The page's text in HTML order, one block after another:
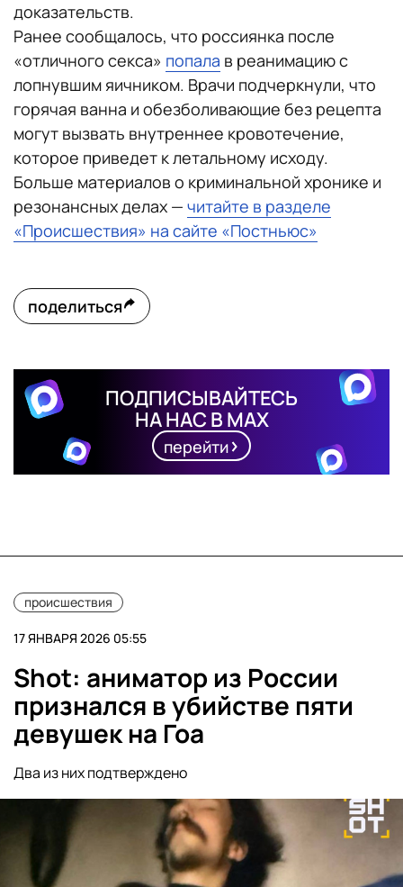
доказательств.
Ранее сообщалось, что россиянка после
«отличного секса» попала в реанимацию с
лопнувшим яичником. Врачи подчеркнули, что
горячая ванна и обезболивающие без рецепта
могут вызвать внутреннее кровотечение,
которое приведет к летальному исходу.
Больше материалов о криминальной хронике и
резонансных делах — читайте в разделе
«Происшествия» на сайте «Постньюс»
поделиться
ПОДПИСЫВАЙТЕСЬ
НА НАС В MAX
перейти
происшествия
17 ЯНВАРЯ 2026 05:55
Shot: аниматор из России
признался в убийстве пяти
девушек на Гоа
Два из них подтверждено